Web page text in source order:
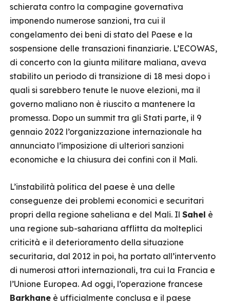
schierata contro la compagine governativa
imponendo numerose sanzioni, tra cui il
congelamento dei beni di stato del Paese e la
sospensione delle transazioni finanziarie. L’ECOWAS,
di concerto con la giunta militare maliana, aveva
stabilito un periodo di transizione di 18 mesi dopo i
quali si sarebbero tenute le nuove elezioni, ma il
governo maliano non è riuscito a mantenere la
promessa. Dopo un summit tra gli Stati parte, il 9
gennaio 2022 l’organizzazione internazionale ha
annunciato l’imposizione di ulteriori sanzioni
economiche e la chiusura dei confini con il Mali.
L’instabilità politica del paese è una delle
conseguenze dei problemi economici e securitari
propri della regione saheliana e del Mali. Il Sahel è
una regione sub-sahariana afflitta da molteplici
criticità e il deterioramento della situazione
securitaria, dal 2012 in poi, ha portato all’intervento
di numerosi attori internazionali, tra cui la Francia e
l’Unione Europea. Ad oggi, l’operazione francese
Barkhane è ufficialmente conclusa e il paese